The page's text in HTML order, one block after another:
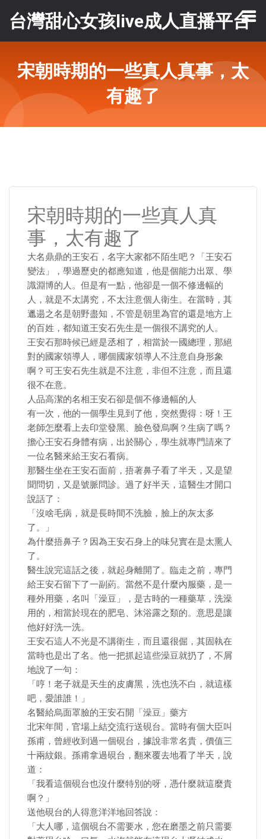
台灣甜心女孩live成人直播平台
宋朝時期的一些真人真事，太
有趣了
宋朝時期的一些真人真
事，太有趣了
大名鼎鼎的王安石，名字大家都不陌生吧？「王安石
變法」，學過歷史的都應知道，他是個能力出眾、學
識淵博的人。但是有一點，他卻是一個不修邊幅的
人，就是不太講究，不太注意個人衛生。在當時，其
邋遢之名是朝野盡知，不管是朝里為官的還是地方上
的百姓，都知道王安石先生是一個很不講究的人。
王安石那時候已經是丞相了，相當於一國總理，那絕
對的國家領導人，哪個國家領導人不注意自身形象
啊？可王安石先生就是不注意，非但不注意，而且還
很不在意。
人品高潔的名相王安石卻是個不修邊幅的人
有一次，他的一個學生見到了他，突然覺得：呀！王
老師怎麼看上去印堂發黑、臉色發烏啊？生病了嗎？
擔心王安石身體有病，出於關心，學生就專門請來了
一位名醫來給王安石看病。
那醫生坐在王安石面前，捂著鼻子看了半天，又是望
聞問切，又是號脈問診。過了好半天，這醫生才開口
說話了：
「沒啥毛病，就是長時間不洗臉，臉上的灰太多
了。」
為什麼捂鼻子？因為王安石身上的味兒實在是太熏人
了。
醫生說完這話之後，就起身離開了。臨走之前，專門
給王安石留下了一副葯。當然不是什麼內服藥，是一
種外用藥，名叫「澡豆」，是古時的一種藥草，洗澡
用的，相當於現在的肥皂、沐浴露之類的。意思是讓
他好好洗一洗。
王安石這人不光是不講衛生，而且還很倔，其固執在
當時也是出了名。他一把抓起這些澡豆就扔了，不屑
地說了一句：
「哼！老子就是天生的皮膚黑，洗也洗不白，就這樣
吧，愛誰誰！」
名醫給烏面罩臉的王安石開「澡豆」藥方
北宋年間，官場上結交流行送硯台。當時有個大臣叫
孫甫，曾經收到過一個硯台，據說非常名貴，價值三
十兩紋銀。孫甫拿過硯台，翻來覆去地看了半天，說
道：
「我看這個硯台也沒什麼特別的呀，憑什麼就這麼貴
啊？」
送他硯台的人得意洋洋地回答說：
「大人哪，這個硯台不需要水，您在磨墨之前只需要